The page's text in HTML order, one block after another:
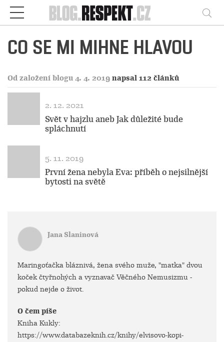
Respekt
CO SE MI MIHNE HLAVOU
Od založení blogu 4. 4. 2019 napsal 112 článků
2. 12. 2021
Svět v hajzlu aneb Jak důležité bude
spláchnutí
5. 11. 2019
První žena nebyla Eva: příběh o nejsilnější
bytosti na světě
Jana Slaninová
Maringoťačka bláznivá, žena svého muže, "matka" dvou
koček čtyřnohých a vyznavač Věčného Nemusizmu -
pokud nejde o život.
O čem píše
Kniha Kukly:
https://www.databazeknih.cz/knihy/elvisovo-kopi-